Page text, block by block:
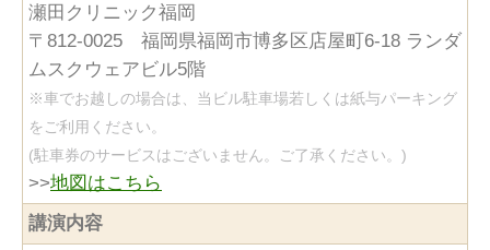
瀬田クリニック福岡
〒812-0025 福岡県福岡市博多区店屋町6-18 ランダ
ムスクウェアビル5階
※車でお越しの場合は、当ビル駐車場若しくは紙与パーキング
をご利用ください。
(駐車券のサービスはございません。ご了承ください。)
>>地図はこちら
講演内容